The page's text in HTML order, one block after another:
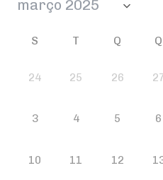
S T Q Q
24 25 26
3 4 5 6
10 11 12